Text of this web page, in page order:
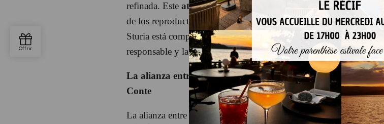
refinada. Este atención al detalle
Desde la selección
de los reproductores hasta la recolección del caviar,
Sturia está comprometida con la producción
responsable y la excelencia.
La alianza entre Sturia y la cocina de Yoann
Conte
La alianza entre Sturia y Yoann Conte, chef